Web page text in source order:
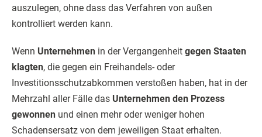
auszulegen, ohne dass das Verfahren von außen
kontrolliert werden kann.
Wenn Unternehmen in der Vergangenheit gegen Staaten
klagten, die gegen ein Freihandels- oder
Investitionsschutzabkommen verstoßen haben, hat in der
Mehrzahl aller Fälle das Unternehmen den Prozess
gewonnen und einen mehr oder weniger hohen
Schadensersatz von dem jeweiligen Staat erhalten.